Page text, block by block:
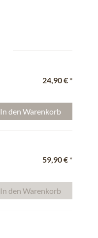
24,90 € *
In den Warenkorb
59,90 € *
In den Warenkorb